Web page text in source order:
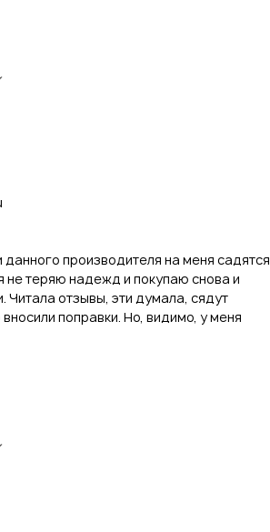
производителя на меня садятся
не теряю надежд и покупаю снова и
Читала отзывы, эти думала, сядут
поправки. Но, видимо, у меня